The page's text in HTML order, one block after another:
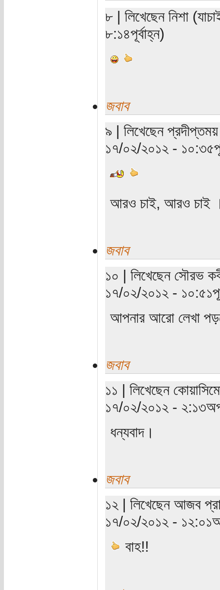
৮ | লিখেছেন নিশা
৮:১৪পূর্বাহ্ন)
জবাব
৯ | লিখেছেন
১৭/০২/২০১২ -
আরও চাই, আরও চাই
জবাব
১০ | লিখেছেন সৌরভ
১৭/০২/২০১২ -
আপনার আরো লেখা
জবাব
১১ | লিখেছেন
১৭/০২/২০১২ -
ধন্যবাদ।
জবাব
১২ | লিখেছেন আজব
১৭/০২/২০১২ -
বাহ!!